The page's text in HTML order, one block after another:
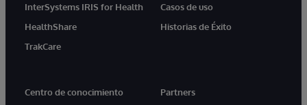
InterSystems IRIS for Health
HealthShare
TrakCare
Casos de uso
Historias de Éxito
Centro de conocimiento
Partners